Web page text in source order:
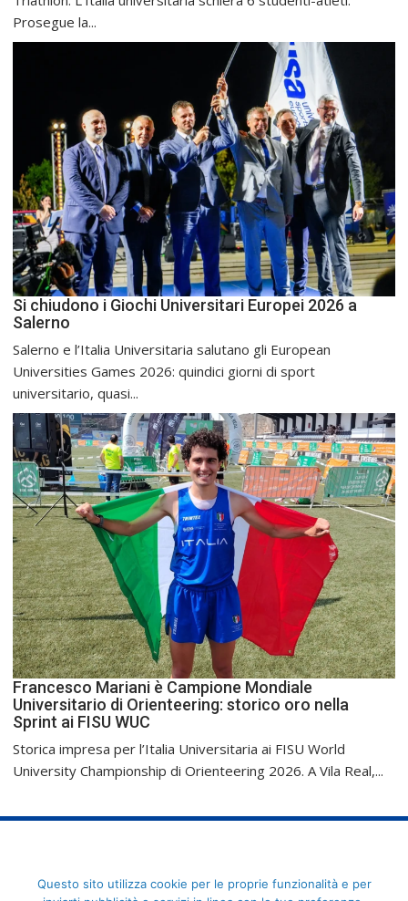
Prosegue la...
Si chiudono i Giochi Universitari Europei 2026 a
Salerno
Salerno e l’Italia Universitaria salutano gli European
Universities Games 2026: quindici giorni di sport
universitario, quasi...
Francesco Mariani è Campione Mondiale
Universitario di Orienteering: storico oro nella
Sprint ai FISU WUC
Storica impresa per l’Italia Universitaria ai FISU World
University Championship di Orienteering 2026. A Vila Real,...
FederCUSI: Federazione Italiana dello Sport Universitario - Via
Questo sito utilizza cookie per le proprie funzionalità e per